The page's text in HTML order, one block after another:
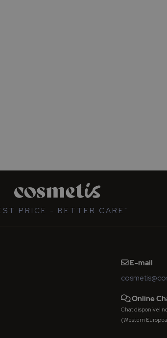
PRICE - BETTER CARE"
E-mail
Online
Chat disponível
(Western